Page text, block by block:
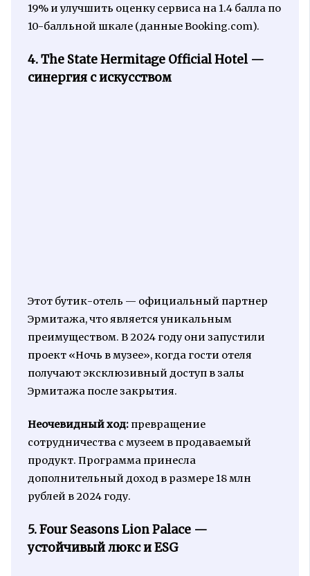
19% и улучшить оценку сервиса на 1.4 балла по
10-балльной шкале (данные Booking.com).
4. The State Hermitage Official Hotel —
синергия с искусством
Этот бутик-отель — официальный партнер
Эрмитажа, что является уникальным
преимуществом. В 2024 году они запустили
проект «Ночь в музее», когда гости отеля
получают эксклюзивный доступ в залы
Эрмитажа после закрытия.
Неочевидный ход:превращение
сотрудничества с музеем в продаваемый
продукт. Программа принесла
дополнительный доход в размере 18 млн
рублей в 2024 году.
5. Four Seasons Lion Palace —
устойчивый люкс и ESG